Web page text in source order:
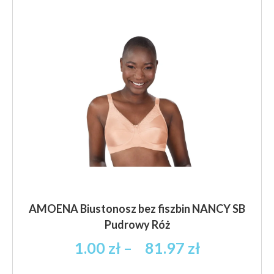
AMOENA Biustonosz bez fiszbin NANCY SB
Pudrowy Róż
1.00 zł – 81.97 złZakres